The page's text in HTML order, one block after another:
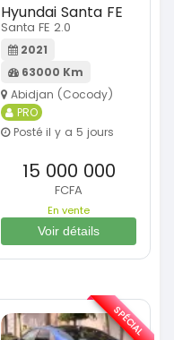
Hyundai Santa FE
Santa FE 2.0
2021
63000 Km
Abidjan (Cocody)
PRO
Posté il y a 5 jours
15 000 000
FCFA
En vente
Voir détails
SPÉCIAL